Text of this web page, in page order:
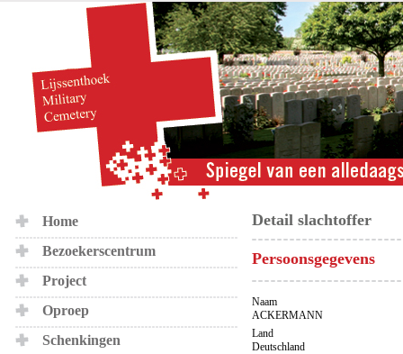
Home
Bezoekerscentrum
Project
Oproep
Schenkingen
Detail slachtoffer
Persoonsgegevens
Naam
ACKERMANN
Land
Deutschland